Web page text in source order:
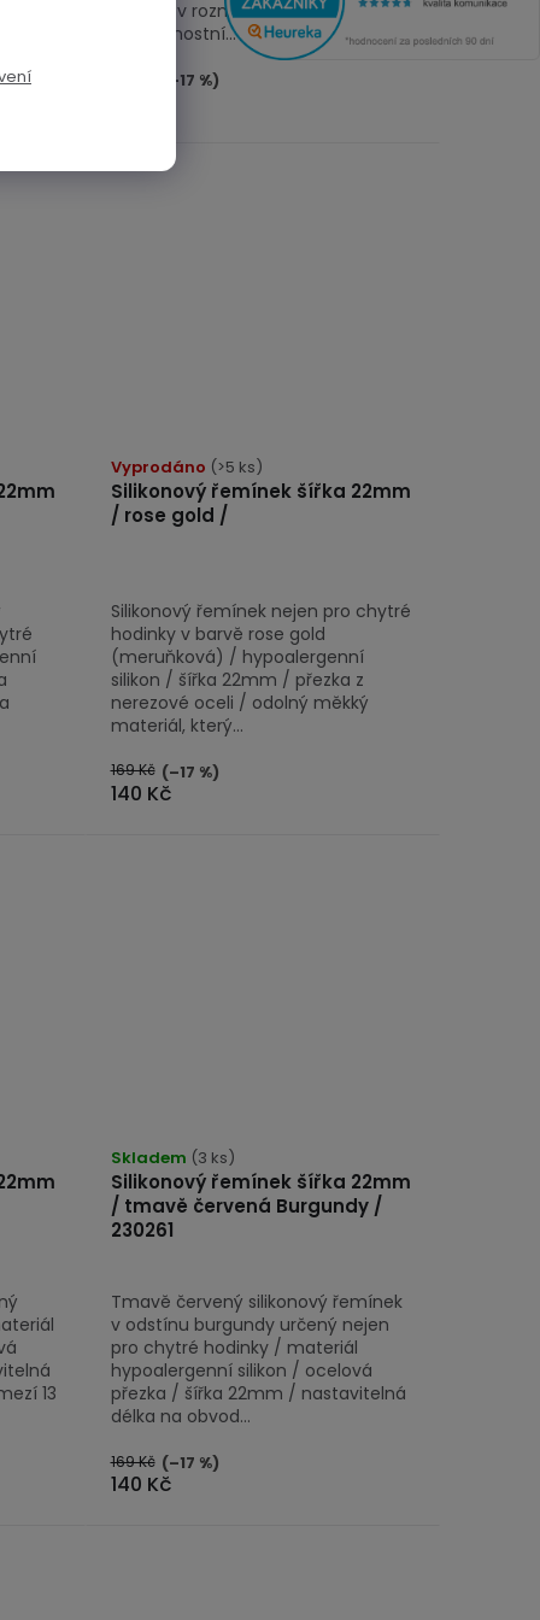
13
(–17 %)
zápěstí v rozmezí 13 až 21,2cm /
bezpečnostní...
Silikonový řemínek šířka 22mm
/ rose gold /
Vyprodáno (>5 ks)
140 Kč
169 Kč (–17 %)
Silikonový řemínek nejen pro chytré
hodinky v barvě rose gold
(meruňková) / hypoalergenní
silikon / šířka 22mm / přezka z
nerezové oceli / odolný měkký
materiál, který...
13
Silikonový řemínek šířka 22mm
/ tmavě červená Burgundy /
230261
Skladem (3 ks)
140 Kč
169 Kč (–17 %)
Tmavě červený silikonový řemínek
v odstínu burgundy určený nejen
pro chytré hodinky / materiál
hypoalergenní silikon / ocelová
přezka / šířka 22mm / nastavitelná
délka na obvod...